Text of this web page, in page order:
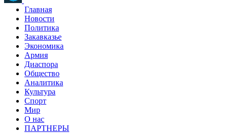
Главная
Новости
Политика
Закавказье
Экономика
Армия
Диаспора
Общество
Аналитика
Культура
Спорт
Мир
О нас
ПАРТНЕРЫ